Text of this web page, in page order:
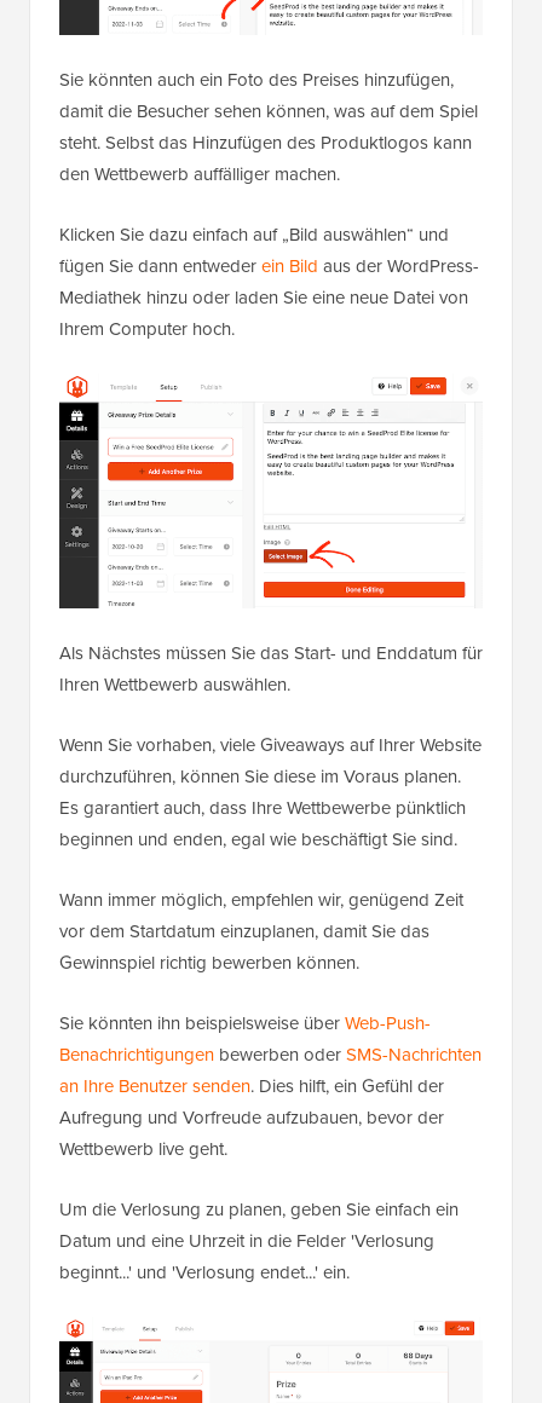
Sie könnten auch ein Foto des Preises hinzufügen,
damit die Besucher sehen können, was auf dem Spiel
steht. Selbst das Hinzufügen des Produktlogos kann
den Wettbewerb auffälliger machen.
Klicken Sie dazu einfach auf „Bild auswählen“ und
fügen Sie dann entwederein Bild aus der WordPress-
Mediathek hinzu oder laden Sie eine neue Datei von
Ihrem Computer hoch.
Als Nächstes müssen Sie das Start- und Enddatum für
Ihren Wettbewerb auswählen.
Wenn Sie vorhaben, viele Giveaways auf Ihrer Website
durchzuführen, können Sie diese im Voraus planen.
Es garantiert auch, dass Ihre Wettbewerbe pünktlich
beginnen und enden, egal wie beschäftigt Sie sind.
Wann immer möglich, empfehlen wir, genügend Zeit
vor dem Startdatum einzuplanen, damit Sie das
Gewinnspiel richtig bewerben können.
Sie könnten ihn beispielsweise überWeb-Push-
Benachrichtigungen bewerben oderSMS-Nachrichten
an Ihre Benutzer senden. Dies hilft, ein Gefühl der
Aufregung und Vorfreude aufzubauen, bevor der
Wettbewerb live geht.
Um die Verlosung zu planen, geben Sie einfach ein
Datum und eine Uhrzeit in die Felder 'Verlosung
beginnt...' und 'Verlosung endet...' ein.